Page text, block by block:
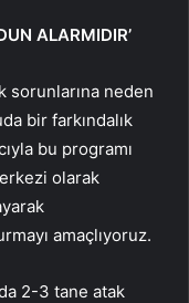
ALARMIDIR’
sorunlarına neden
bir farkındalık
bu programı
olarak
amaçlıyoruz.
2-3 tane atak